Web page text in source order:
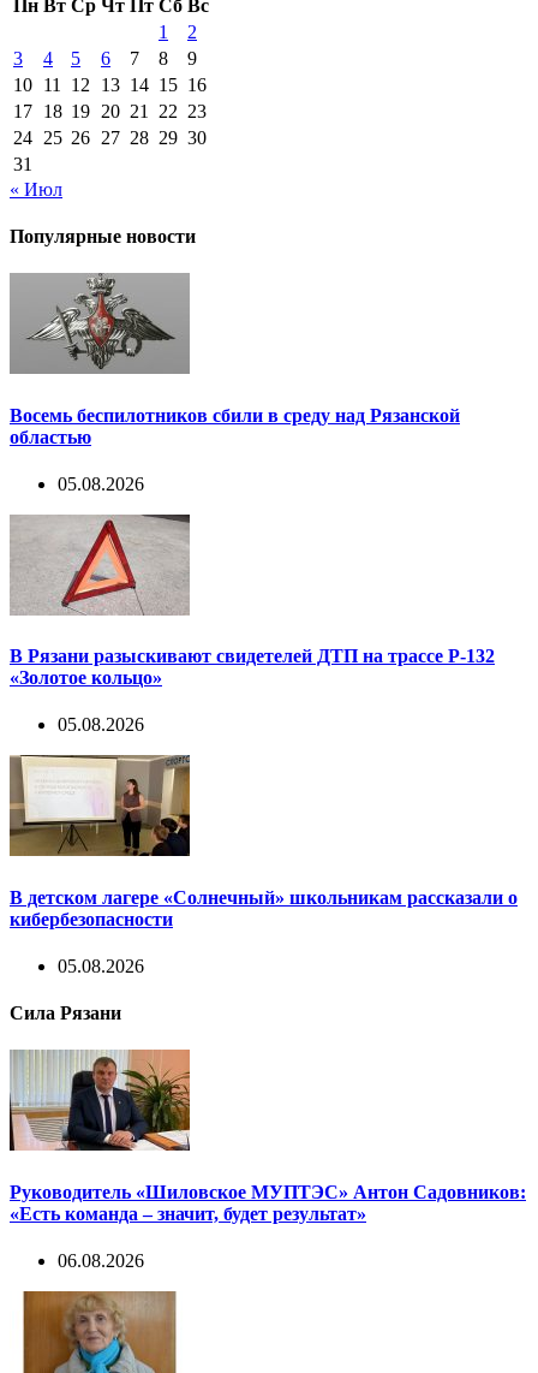
Пн Вт Ср Чт Пт Сб Вс
1
2
3
4 5 6 7 8
9
10 11 12 13 14 15 16
17 18 19 20 21 22 23
24 25 26 27 28 29 30
31
« Июл
Популярные новости
Восемь беспилотников сбили в среду над Рязанской
областью
05.08.2026
В Рязани разыскивают свидетелей ДТП на трассе Р-132
«Золотое кольцо»
05.08.2026
В детском лагере «Солнечный» школьникам рассказали о
кибербезопасности
05.08.2026
Сила Рязани
Руководитель «Шиловское МУПТЭС» Антон Садовников:
«Есть команда – значит, будет результат»
06.08.2026